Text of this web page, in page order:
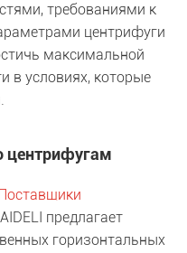
требованиями к
центрифуги
максимальной
в условиях, которые
центрифугам
предлагает
горизонтальных